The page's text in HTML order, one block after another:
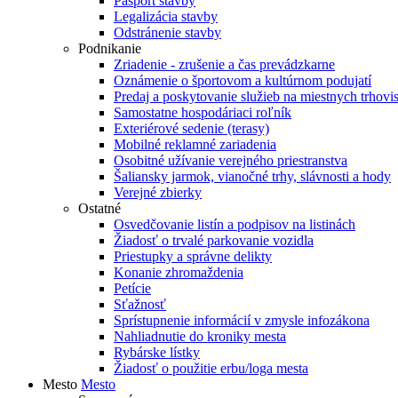
Legalizácia stavby
Odstránenie stavby
Podnikanie
Zriadenie - zrušenie a čas prevádzkarne
Oznámenie o športovom a kultúrnom podujatí
Predaj a poskytovanie služieb na miestnych
Samostatne hospodáriaci roľník
Exteriérové sedenie (terasy)
Mobilné reklamné zariadenia
Osobitné užívanie verejného priestranstva
Šaliansky jarmok, vianočné trhy, slávnosti a hody
Verejné zbierky
Ostatné
Osvedčovanie listín a podpisov na listinách
Žiadosť o trvalé parkovanie vozidla
Priestupky a správne delikty
Konanie zhromaždenia
Petície
Sťažnosť
Sprístupnenie informácií v zmysle infozákona
Nahliadnutie do kroniky mesta
Rybárske lístky
Žiadosť o použitie erbu/loga mesta
Mesto Mesto